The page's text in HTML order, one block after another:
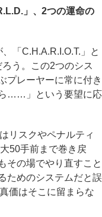
」、2つの運命の
「C.H.A.R.I.O.T.」と
ろう。この2つのシス
プレーヤーに常に付き
……」という要望に応
リスクやペナルティ
50手前まで巻き戻
その場でやり直すこと
ためのシステムだと誤
価はそこに留まらな